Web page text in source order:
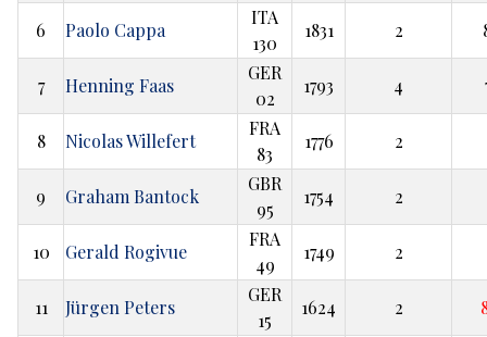
6 Paolo Cappa
ITA
130
1831 2
7 Henning Faas
GER
02
1793 4
8 Nicolas Willefert
FRA
83
1776 2
9 Graham Bantock
GBR
95
1754 2
10 Gerald Rogivue
FRA
49
1749 2
11 Jürgen Peters
GER
15
1624 2